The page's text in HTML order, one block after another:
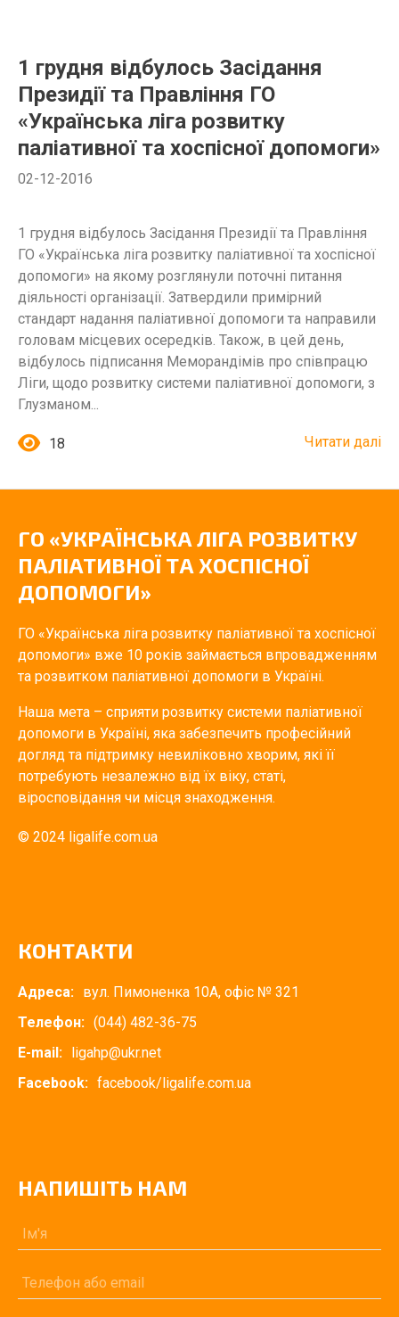
1 грудня відбулось Засідання
Президії та Правління ГО
«Українська ліга розвитку
паліативної та хоспісної допомоги»
02-12-2016
1 грудня відбулось Засідання Президії та Правління
ГО «Українська ліга розвитку паліативної та хоспісної
допомоги» на якому розглянули поточні питання
діяльності організації. Затвердили примірний
стандарт надання паліативної допомоги та направили
головам місцевих осередків. Також, в цей день,
відбулось підписання Меморандімів про співпрацю
Ліги, щодо розвитку системи паліативної допомоги, з
Глузманом...
18 Читати далі
ГО «УКРАЇНСЬКА ЛІГА РОЗВИТКУ
ПАЛІАТИВНОЇ ТА ХОСПІСНОЇ
ДОПОМОГИ»
ГО «Українська ліга розвитку паліативної та хоспісної
допомоги» вже 10 років займається впровадженням
та розвитком паліативної допомоги в Україні.
Наша мета – сприяти розвитку системи паліативної
допомоги в Україні, яка забезпечить професійний
догляд та підтримку невиліковно хворим, які її
потребують незалежно від їх віку, статі,
віросповідання чи місця знаходження.
© 2024 ligalife.com.ua
КОНТАКТИ
Адреса: вул. Пимоненка 10А, офіс № 321
Телефон: (044) 482-36-75
E-mail: ligahp@ukr.net
Facebook: facebook/ligalife.com.ua
НАПИШІТЬ НАМ